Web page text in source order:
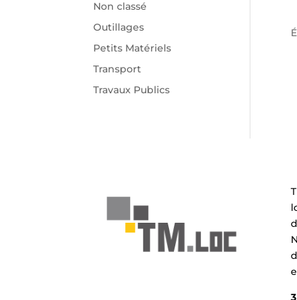
Non classé
Outillages
Petits Matériels
Transport
Travaux Publics